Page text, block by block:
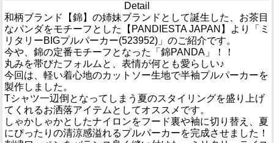
Detail
和柄ブランド【錦】の姉妹ブランドとして誕生した、お茶目
なパンダをモチーフとした【PANDIESTA JAPAN】より「ミ
リタリーBIGプルパーカー(523952)」のご紹介です。
今や、錦の定番モチーフとなった「錦PANDA」！！
丸みを帯びたフォルムと、表情が何とも愛らしい♪
今回は、軽い着心地のカットソー生地で半袖プルパーカーを
製作しました。
Tシャツ一辺倒となってしまう夏のスタイリングを盛り上げ
てくれるお洒落アイテムとしてオススメです。
しゃかしゃかとしたナイロンをフード裏や袖に切り替え、夏
にぴったりの清涼感溢れるプルパーカーを完成させました！